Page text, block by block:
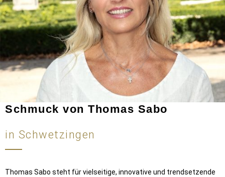
Schmuck von Thomas Sabo
in Schwetzingen
Thomas Sabo steht für vielseitige, innovative und trendsetzende